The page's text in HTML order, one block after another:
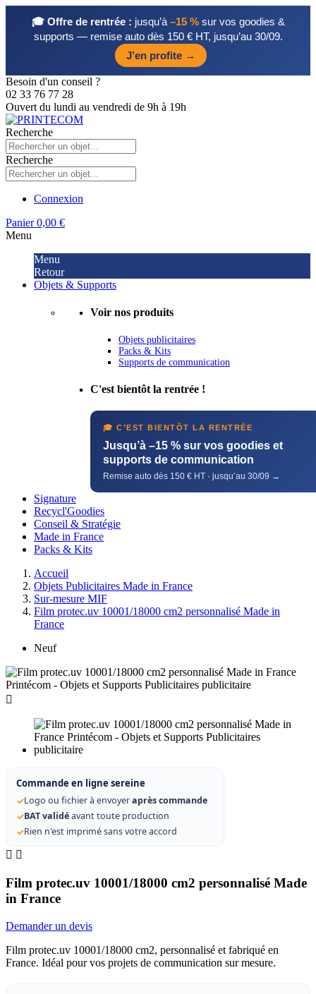
🎓 Offre de rentrée : jusqu’à –15 %sur vos goodies &
supports — remise auto dès 150 € HT, jusqu’au 30/09.
J’en profite →
Besoin d'un conseil ?
02 33 76 77 28
Ouvert du lundi au vendredi de 9h à 19h
Recherche
Recherche
Connexion
Panier 0,00 €
Menu
Menu
Retour
Objets & Supports
Voir nos produits
Objets publicitaires
Packs & Kits
Supports de communication
C'est bientôt la rentrée !
🎓 C’EST BIENTÔT LA RENTRÉE
Jusqu’à –15 % sur vos goodies et
supports de communication
Remise auto dès 150 € HT · jusqu’au 30/09 →
Signature
Recycl'Goodies
Conseil & Stratégie
Made in France
Packs & Kits
Accueil
Objets Publicitaires Made in France
Sur-mesure MIF
Film protec.uv 10001/18000 cm2 personnalisé Made in
France
Neuf

Commande en ligne sereine
✓Logo ou fichier à envoyeraprès commande
✓BAT validéavant toute production
✓Rien n'est imprimé sans votre accord
 
Film protec.uv 10001/18000 cm2 personnalisé Made
in France
Demander un devis
Film protec.uv 10001/18000 cm2, personnalisé et fabriqué en
France. Idéal pour vos projets de communication sur mesure.